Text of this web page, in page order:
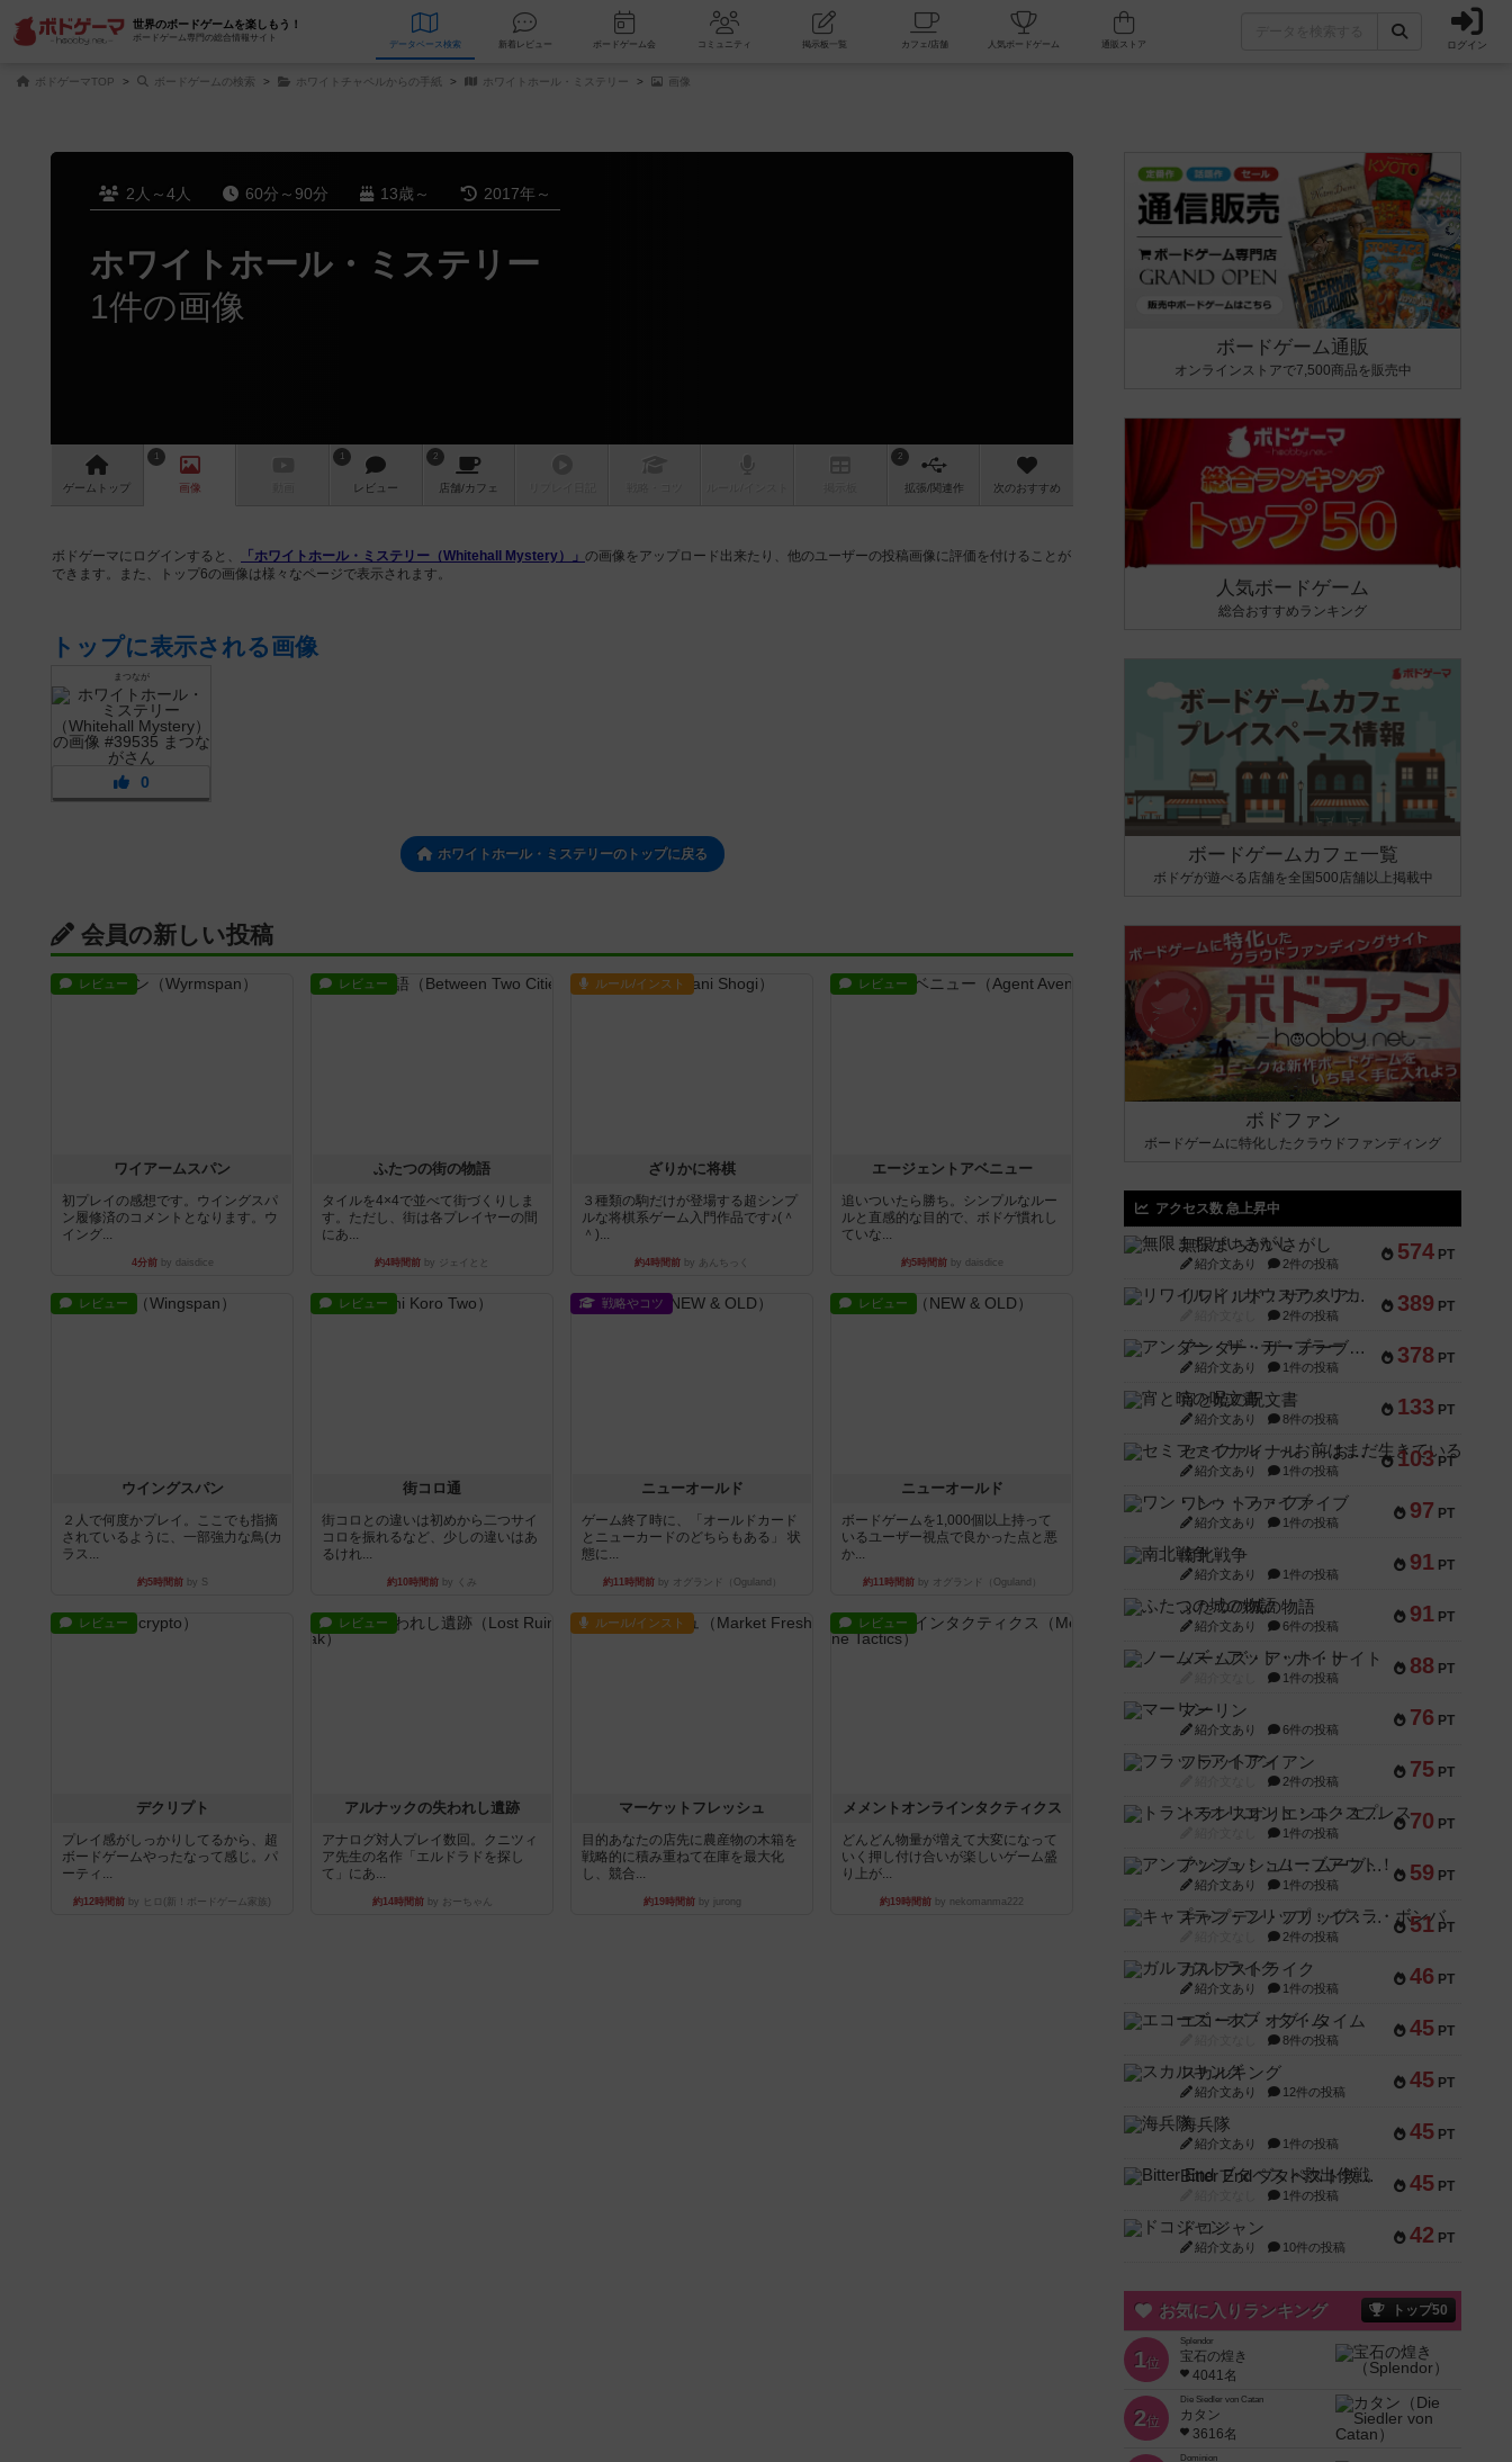
世界のボードゲームを楽しもう！
ボードゲーム専門の総合情報サイト
データベース 検索 新着レビュー ボードゲーム会 コミュニティ 掲示板一覧 カフェ/店舗 人気ボードゲーム ログイン
ボドゲーマTOP ボードゲームの検索 ホワイトチャペルからの手紙 ホワイトホール・ミステリー 画像
2人～4人 60分～90分 13歳～ 2017年～
ホワイトホール・ミステリー
1件の画像
ゲーム トップ
1
画像
1
レビュー
2
店舗/カフェ
2
拡張/関連作 次のおすすめ
ボドゲーマにログインすると、 「ホワイトホール・ミステリー（Whitehall Mystery）」 の画像をアップロード出来たり、他のユーザーの投稿画像に評価を付けることが
できます。また、トップ6の画像は様々なページで表示されます。
トップに表示される画像
まつなが
0
ホワイトホール・ミステリーのトップに戻る
会員の新しい投稿
レビュー
ワイアームスパン
初プレイの感想です。ウイングスパ
ン履修済のコメントとなります。ウ
イング...
4分前by daisdice
レビュー
ふたつの街の物語
タイルを4×4で並べて街づくりしま
す。ただし、街は各プレイヤーの間
にあ...
約4時間前 by ジェイとと
ルール/インスト
ざりかに将棋
３種類の駒だけが登場する超シンプ
ルな将棋系ゲーム入門作品です♪(＾
＾)...
約4時間前 by あんちっく
レビュー
エージェントアベニュー
追いついたら勝ち。シンプルなルー
ルと直感的な目的で、ボドゲ慣れし
ていな...
約5時間前by daisdice
レビュー
ウイングスパン
２人で何度かプレイ。ここでも指摘
されているように、一部強力な鳥(カ
ラス...
約5時間前by S
レビュー
街コロ通
街コロとの違いは初めから二つサイ
コロを振れるなど、少しの違いはあ
るけれ...
約10時間前 by くみ
戦略やコツ
ニューオールド
ゲーム終了時に、「オールドカード
とニューカードのどちらもある」 状
態に...
約11時間前by オグランド（Oguland）
レビュー
ニューオールド
ボードゲームを1,000個以上持って
いるユーザー視点で良かった点と悪
か...
約11時間前by オグランド（Oguland）
レビュー
デクリプト
プレイ感がしっかりしてるから、超
ボードゲームやったなって感じ。パ
ーティ...
約12時間前 by ヒロ(新！ボードゲーム家族)
レビュー
アルナックの失われし遺跡
アナログ対人プレイ数回。クニツィ
ア先生の名作「エルドラドを探し
て」にあ...
約14時間前by おーちゃん
ルール/インスト
マーケットフレッシュ
目的あなたの店先に農産物の木箱を
戦略的に積み重ねて在庫を最大化
し、競合...
約19時間前by jurong
レビュー
メメントオンラインタクティクス
どんどん物量が増えて大変になって
いく押し付け合いが楽しいゲーム盛
り上が...
約19時間前 by nekomanma222
ボードゲーム通販
オンラインストアで7,500商品を販売中
人気ボードゲーム
総合おすすめランキング
ボードゲームカフェ一覧
ボドゲが遊べる店舗を全国500店舗以上掲載中
ボドファン
ボードゲームに特化したクラウドファンディング
アクセス数 急上昇中
574 PT
無限まちがいさがし
紹介文あり 2件の投稿
389 PT
リワイルド：サウスアメリカ
2件の投稿
378 PT
アンダー・ザ・テーブラー
紹介文あり 1件の投稿
133 PT
宵と暁の呪文書
紹介文あり 8件の投稿
103 PT
セミファイナル ～お前はまだ生きている～
紹介文あり 1件の投稿
97 PT
ワン・トゥ・ファイブ
紹介文あり 1件の投稿
91 PT
南北戦争
紹介文あり 1件の投稿
91 PT
ふたつの城の物語
紹介文あり 6件の投稿
88 PT
ノームズ・アット・ナイト
1件の投稿
76 PT
マーリン
紹介文あり 6件の投稿
75 PT
フラットアイアン
2件の投稿
70 PT
トランスオリエント・エクスプレス
1件の投稿
59 PT
アンブッシュ！：ムーブアウト！
紹介文あり 1件の投稿
51 PT
キャプテン・フリップ：イスラ・ボンバ
2件の投稿
46 PT
ガルフストライク
紹介文あり 1件の投稿
45 PT
エコーズ・オブ・タイム
8件の投稿
45 PT
スカルキング
紹介文あり 12件の投稿
45 PT
海兵隊
紹介文あり 1件の投稿
45 PT
Bitter End ブタペスト救出作戦
1件の投稿
42 PT
ドコジャン
紹介文あり 10件の投稿
お気に入りランキング トップ50
1位
Splendor
宝石の煌き
4041名
2位
Die Siedler von Catan
カタン
3616名
Dominion